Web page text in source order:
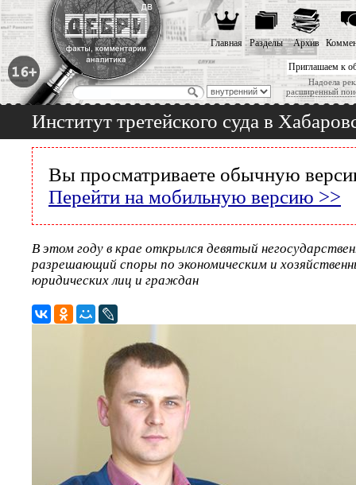
Приглашаем к
Надоела
расширенный
Главная Разделы Архив
Институт третейского суда в
Вы просматриваете обычную
Перейти на мобильную версию >>
В этом году в крае открылся девятый
разрешающий споры по экономическим и
юридических лиц и граждан